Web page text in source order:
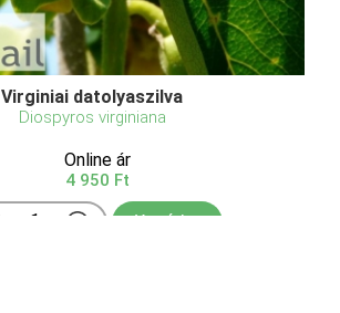
Virginiai datolyaszilva
Diospyros virginiana
Online ár
4 950 Ft
Kosárba